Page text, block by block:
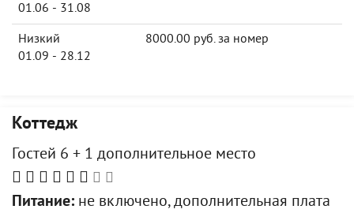
01.06 - 31.08
Низкий
01.09 - 28.12
8000.00 руб. за номер
Коттедж
Гостей 6 + 1 дополнительное место
Питание: не включено, дополнительная плата